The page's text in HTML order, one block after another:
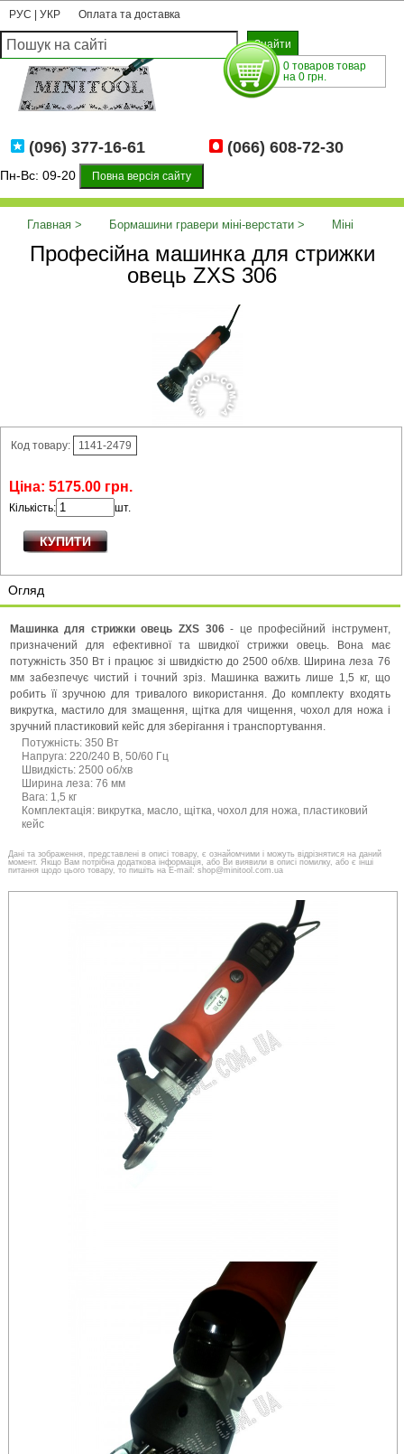
РУС УКР Оплата та доставка
0 товаров товар
на 0 грн.
(096) 377-16-61 (066) 608-72-30
Пн-Вс: 09-20 Повна версія сайту
Главная Бормашини гравери міні-верстати
Міні
верстати - інші
Професійна машинка для стрижки овець ZXS
Професійна машинка для стрижки
овець ZXS 306
Код товару: 1141-2479
Ціна: 5175.00 грн.
Кількість: шт.
Огляд
Машинка для стрижки овець ZXS 306- це професійний інструмент,
призначений для ефективної та швидкої стрижки овець. Вона має
потужність 350 Вт і працює зі швидкістю до 2500 об/хв. Ширина леза 76
мм забезпечує чистий і точний зріз. Машинка важить лише 1,5 кг, що
робить її зручною для тривалого використання. До комплекту входять
викрутка, мастило для змащення, щітка для чищення, чохол для ножа і
зручний пластиковий кейс для зберігання і транспортування.
Потужність: 350 Вт
Напруга: 220/240 В, 50/60 Гц
Швидкість: 2500 об/хв
Ширина леза: 76 мм
Вага: 1,5 кг
Комплектація: викрутка, масло, щітка, чохол для ножа, пластиковий
кейс
Дані та зображення, представлені в описі товару, є ознайомчими і можуть відрізнятися на даний
момент. Якщо Вам потрібна додаткова інформація, або Ви виявили в описі помилку, або є інші
питання щодо цього товару, то пишіть на E-mail: shop@minitool.com.ua